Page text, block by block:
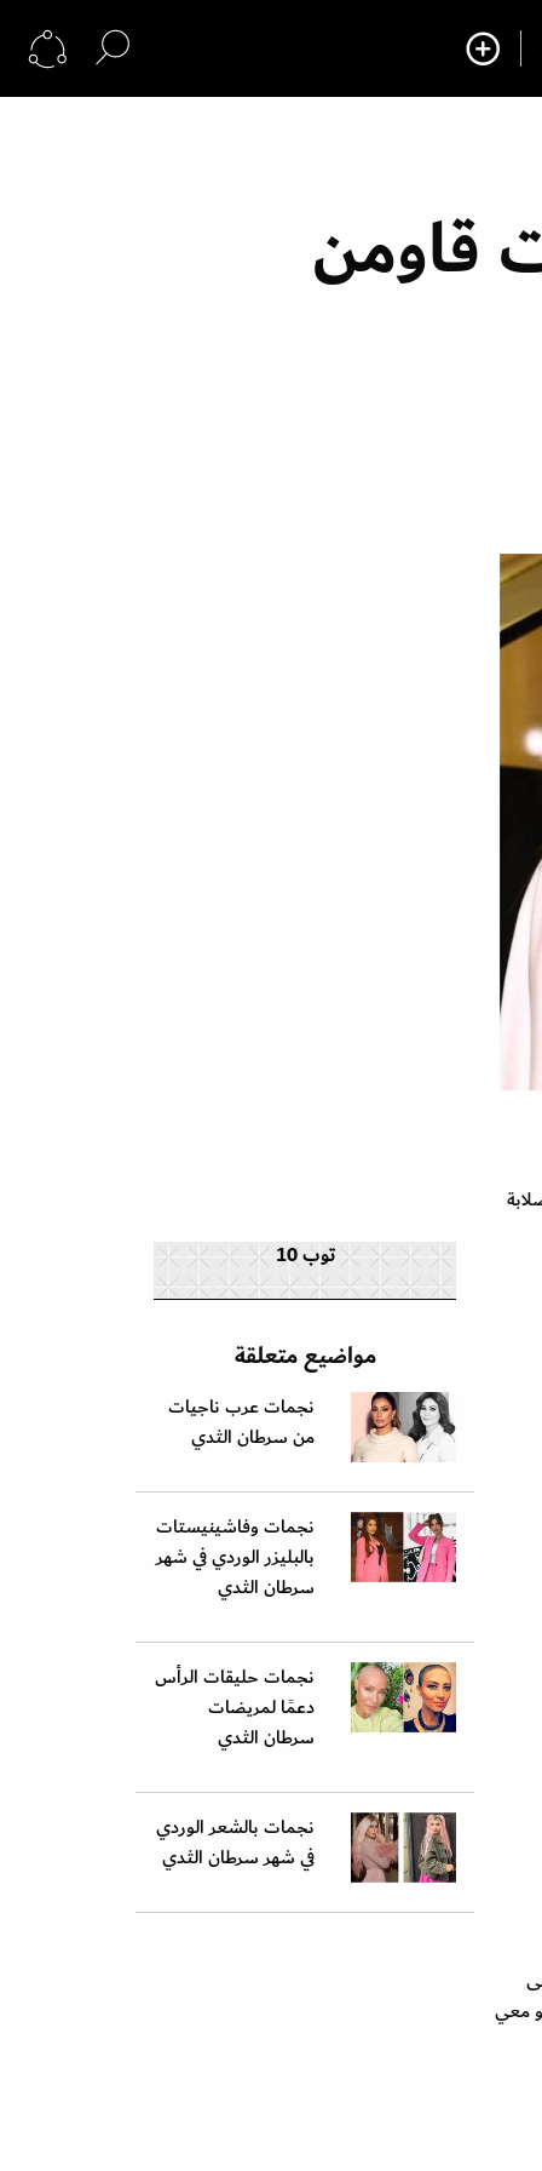
قاومن
بالرغم من انو بتاريخ 10 آب عرفت انو معي
توب 10
مواضيع متعلقة
نجمات عرب ناجيات
من سرطان الثدي
نجمات وفاشينيستات
بالبليزر الوردي في شهر
سرطان الثدي
نجمات حليقات الرأس
دعمًا لمريضات
سرطان الثدي
نجمات بالشعر الوردي
في شهر سرطان الثدي